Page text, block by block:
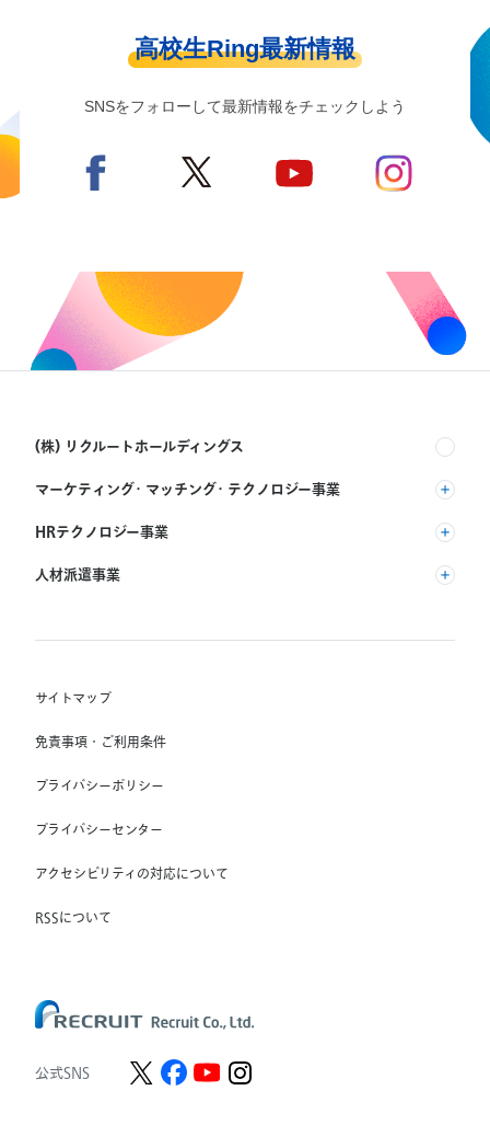
高校生Ring最新情報
SNSをフォローして最新情報をチェックしよう
(株) リクルートホールディングス
マーケティング・マッチング・テクノロジー事業
(株) リクルート
HRテクノロジー事業
(株) インディードリクルートパートナーズ
Indeed, Inc.
人材派遣事業
(株) スタッフサービス・ホールディングス
Unique NV
Staffmark Group, LLC
The CSI Companies, Inc.
公式SNS
サイトマップ
免責事項・ご利用条件
プライバシーポリシー
プライバシーセンター
アクセシビリティの対応について
RSSについて